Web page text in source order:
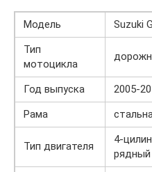
Модель
Suzuki
Тип
мотоцикла
Год выпуска
2005-
Рама
Тип двигателя
4-
рядный